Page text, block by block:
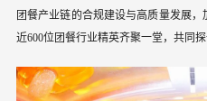
团餐产业链的合规建设与高质量发展，
近600位团餐行业精英齐聚一堂，共同